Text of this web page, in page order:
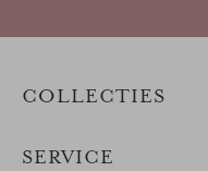
COLLECTIES
SERVICE